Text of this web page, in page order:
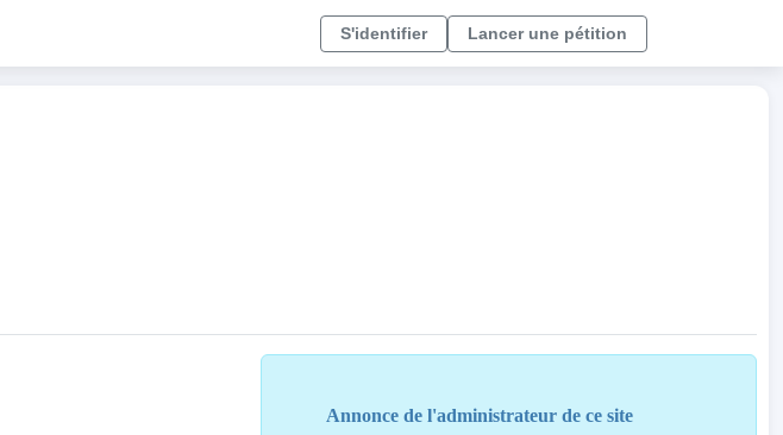
S'identifier Lancer une pétition
Annonce de l'administrateur de ce site